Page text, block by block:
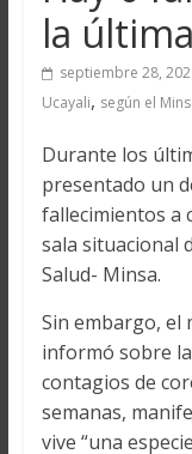
la
septiembre 28,
Ucayali, según el
Durante los
presentado un
fallecimientos a
sala situacional
Salud- Minsa.
Sin embargo, el
informó sobre
contagios de
semanas,
vive “una